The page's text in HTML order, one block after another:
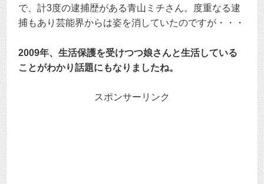
で、計3度の逮捕歴がある青山ミチさん。度重なる逮
捕もあり芸能界からは姿を消していたのですが・・・
2009年、生活保護を受けつつ娘さんと生活している
ことがわかり話題にもなりましたね。
スポンサーリンク